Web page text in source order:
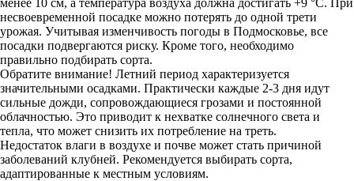
менее 10 см, а температура воздуха должна достигать +9 °C. При
несвоевременной посадке можно потерять до одной трети
урожая. Учитывая изменчивость погоды в Подмосковье, все
посадки подвергаются риску. Кроме того, необходимо
правильно подбирать сорта.
Обратите внимание! Летний период характеризуется
значительными осадками. Практически каждые 2-3 дня идут
сильные дожди, сопровождающиеся грозами и постоянной
облачностью. Это приводит к нехватке солнечного света и
тепла, что может снизить их потребление на треть.
Недостаток влаги в воздухе и почве может стать причиной
заболеваний клубней. Рекомендуется выбирать сорта,
адаптированные к местным условиям.